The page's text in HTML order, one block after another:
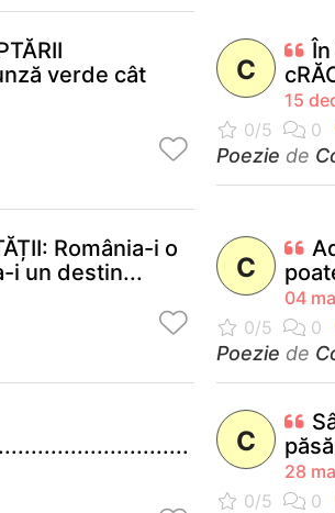
verde cât
C
În
15
Poezie de
România-i o
i un destin...
C
04
Poezie de
C
28